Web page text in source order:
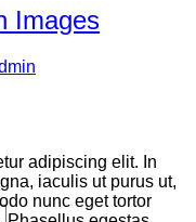
Images
adipiscing elit. In
iaculis ut purus ut,
nunc eget tortor